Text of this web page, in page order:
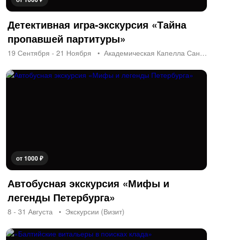
Детективная игра-экскурсия «Тайна
пропавшей партитуры»
19 Сентября - 21 Ноября Академическая Капелла Санкт-Петербурга
от 1000 ₽
Автобусная экскурсия «Мифы и
легенды Петербурга»
8 - 31 Августа Экскурсии (Визит)